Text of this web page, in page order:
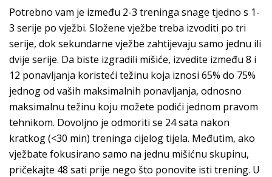
Potrebno vam je između 2-3 treninga snage tjedno s 1-
3 serije po vježbi. Složene vježbe treba izvoditi po tri
serije, dok sekundarne vježbe zahtijevaju samo jednu ili
dvije serije. Da biste izgradili mišiće, izvedite između 8 i
12 ponavljanja koristeći težinu koja iznosi 65% do 75%
jednog od vaših maksimalnih ponavljanja, odnosno
maksimalnu težinu koju možete podići jednom pravom
tehnikom. Dovoljno je odmoriti se 24 sata nakon
kratkog (<30 min) treninga cijelog tijela. Međutim, ako
vježbate fokusirano samo na jednu mišićnu skupinu,
pričekajte 48 sati prije nego što ponovite isti trening. U